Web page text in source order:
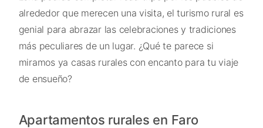
alrededor que merecen una visita, el turismo rural es
genial para abrazar las celebraciones y tradiciones
más peculiares de un lugar. ¿Qué te parece si
miramos ya casas rurales con encanto para tu viaje
de ensueño?
Apartamentos rurales en Faro